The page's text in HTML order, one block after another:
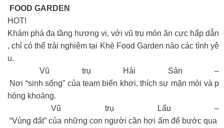
FOOD GARDEN
HOT!
Khám phá đa tầng hương vị, với vũ trụ món ăn cực hấp dẫn
, chỉ có thể trải nghiệm tại Khè Food Garden nào các tình yê
u.
Vũ trụ Hải Sản –
Nơi “sinh sống” của team biển khơi, thích sự mặn mòi và p
hóng khoáng.
Vũ trụ Lẩu –
“Vùng đất” của những con người cần hơi ấm để bước qua